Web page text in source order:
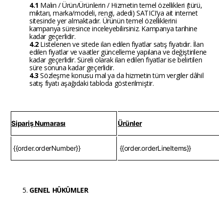
4.1 Malın / Ürün/Ürünlerin / Hizmetin temel özellikleri (türü,
miktarı, marka/modeli, rengi, adedi) SATICI’ya ait internet
sitesinde yer almaktadır. Ürünün temel özelliklerini
kampanya süresince inceleyebilirsiniz. Kampanya tarihine
kadar geçerlidir.
4.2 Listelenen ve sitede ilan edilen fiyatlar satış fiyatıdır. İlan
edilen fiyatlar ve vaatler güncelleme yapılana ve değiştirilene
kadar geçerlidir. Süreli olarak ilan edilen fiyatlar ise belirtilen
süre sonuna kadar geçerlidir.
4.3 Sözleşme konusu mal ya da hizmetin tüm vergiler dâhil
satış fiyatı aşağıdaki tabloda gösterilmiştir.
Sipariş Numarası Ürünler
{{order.orderNumber}} {{order.orderLineItems}}
GENEL HÜKÜMLER